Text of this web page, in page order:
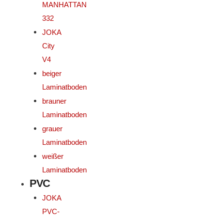
MANHATTAN
332
JOKA
City
V4
beiger
Laminatboden
brauner
Laminatboden
grauer
Laminatboden
weißer
Laminatboden
PVC
JOKA
PVC-